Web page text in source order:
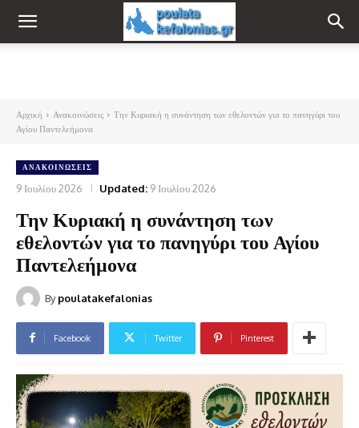
Αρχική Ανακοινώσεις
Την Κυριακή η συνάντηση των εθελοντών για το πανηγύρι του
Αγίου Παντελεήμονα
ΑΝΑΚΟΙΝΏΣΕΙΣ
9 Ιουλίου 2026 Updated: 9 Ιουλίου 2026
Την Κυριακή η συνάντηση των
εθελοντών για το πανηγύρι του Αγίου
Παντελεήμονα
By poulatakefalonias
Facebook Twitter Pinterest